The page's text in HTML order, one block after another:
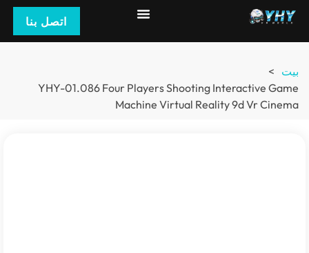
YHY-01.086Four Players Shooting
Machine Virtual Reality 9d Vr